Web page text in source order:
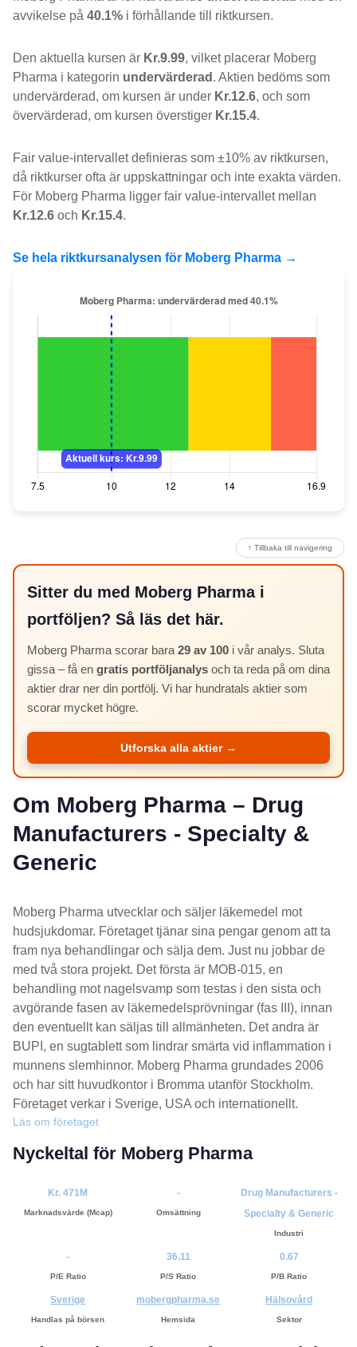
avvikelse på 40.1% i förhållande till riktkursen.
Den aktuella kursen är Kr.9.99, vilket placerar Moberg
Pharma i kategorin undervärderad . Aktien bedöms som
undervärderad, om kursen är under Kr.12.6, och som
övervärderad, om kursen överstiger Kr.15.4.
Fair value-intervallet definieras som ±10% av riktkursen,
då riktkurser ofta är uppskattningar och inte exakta värden.
För Moberg Pharma ligger fair value-intervallet mellan
Kr.12.6 och Kr.15.4.
Se hela riktkursanalysen för Moberg Pharma →
↑ Tillbaka till navigering
Sitter du med Moberg Pharma i
portföljen? Så läs det här.
Moberg Pharma scorar bara 29 av 100 i vår analys. Sluta
gissa – få en gratis portföljanalys och ta reda på om dina
aktier drar ner din portfölj. Vi har hundratals aktier som
scorar mycket högre.
Utforska alla aktier →
Om Moberg Pharma – Drug
Manufacturers - Specialty &
Generic
Moberg Pharma utvecklar och säljer läkemedel mot
hudsjukdomar. Företaget tjänar sina pengar genom att ta
fram nya behandlingar och sälja dem. Just nu jobbar de
med två stora projekt. Det första är MOB-015, en
behandling mot nagelsvamp som testas i den sista och
avgörande fasen av läkemedelsprövningar (fas III), innan
den eventuellt kan säljas till allmänheten. Det andra är
BUPI, en sugtablett som lindrar smärta vid inflammation i
munnens slemhinnor. Moberg Pharma grundades 2006
och har sitt huvudkontor i Bromma utanför Stockholm.
Företaget verkar i Sverige, USA och internationellt.
Läs om företaget
Nyckeltal för Moberg Pharma
Kr. 471M
Marknadsvärde (Mcap)
-
Omsättning
Drug Manufacturers -
Specialty & Generic
Industri
-
P/E Ratio
36.11
P/S Ratio
0.67
P/B Ratio
Sverige
Handlas på börsen
mobergpharma.se
Hemsida
Hälsovård
Sektor